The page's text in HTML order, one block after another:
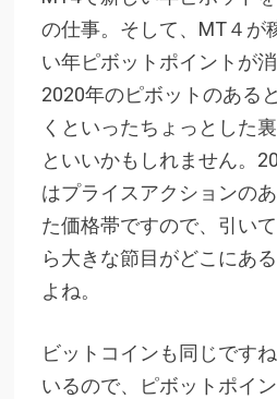
の仕事。そして、MT４が
い年ピボットポイントが
2020年のピボットのある
くといったちょっとした
といいかもしれません。
はプライスアクションの
た価格帯ですので、引い
ら大きな節目がどこにあ
よね。
ビットコインも同じです
いるので、ピボットポイ